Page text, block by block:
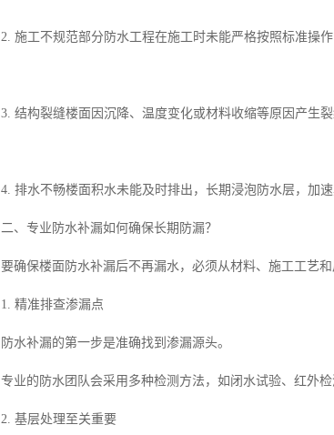
2. 施工不规范部分防水工程在施工时未能严格按照标准操
3. 结构裂缝楼面因沉降、温度变化或材料收缩等原因产生
4. 排水不畅楼面积水未能及时排出，长期浸泡防水层，加速
二、专业防水补漏如何确保长期防漏？
要确保楼面防水补漏后不再漏水，必须从材料、施工工艺和
1. 精准排查渗漏点
防水补漏的第一步是准确找到渗漏源头。
专业的防水团队会采用多种检测方法，如闭水试验、红外
2. 基层处理至关重要